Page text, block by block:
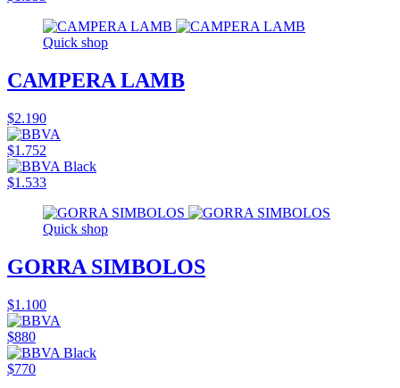
Quick shop
CAMPERA LAMB
$2.190
$1.752
$1.533
Quick shop
GORRA SIMBOLOS
$1.100
$880
$770